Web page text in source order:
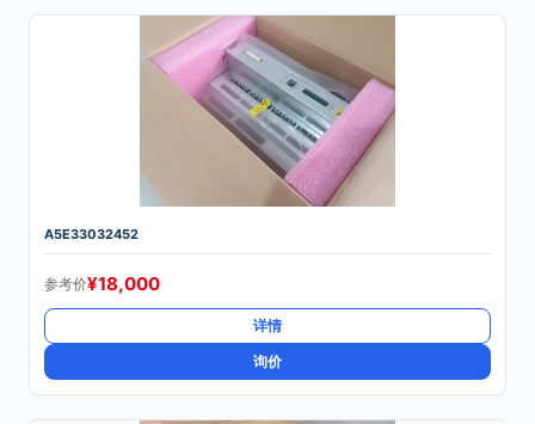
A5E33032452
参考价¥18,000
详情
询价